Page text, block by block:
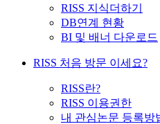
RISS 지식더하기
DB연계 현황
BI 및 배너 다운로드
RISS 처음 방문 이세요?
RISS란?
RISS 이용권한
내 관심논문 등록방